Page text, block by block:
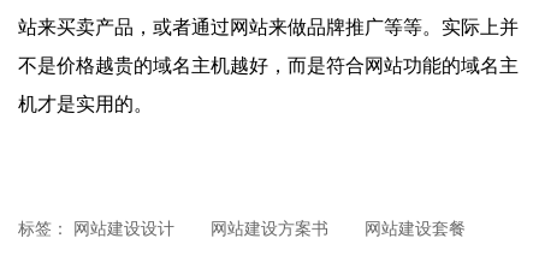
站来买卖产品，或者通过网站来做品牌推广等等。实际上并
不是价格越贵的域名主机越好，而是符合网站功能的域名主
机才是实用的。
标签： 网站建设设计 网站建设方案书 网站建设套餐